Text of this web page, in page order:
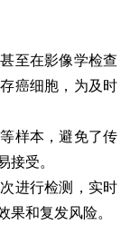
至在影像学检查
癌细胞，为及时
样本，避免了传
接受。
进行检测，实时
果和复发风险。